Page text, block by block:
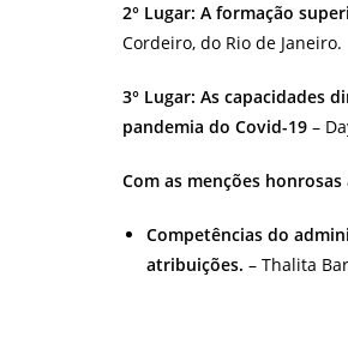
2° Lugar: A formação
Cordeiro, do Rio de Janeiro.
3° Lugar: As capacidades
pandemia do Covid-19 –
Com as menções
Competências do
atribuições. – Thalita